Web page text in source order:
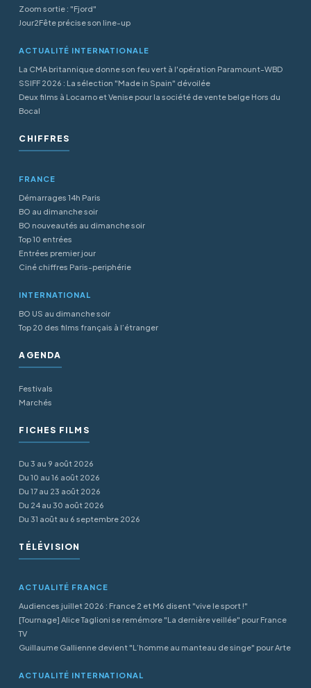
Zoom sortie : "Fjord"
Jour2Fête précise son line-up
ACTUALITÉ INTERNATIONALE
La CMA britannique donne son feu vert à l'opération Paramount-WBD
SSIFF 2026 : La sélection "Made in Spain" dévoilée
Deux films à Locarno et Venise pour la société de vente belge Hors du
Bocal
CHIFFRES
FRANCE
Démarrages 14h Paris
BO au dimanche soir
BO nouveautés au dimanche soir
Top 10 entrées
Entrées premier jour
Ciné chiffres Paris-periphérie
INTERNATIONAL
BO US au dimanche soir
Top 20 des films français à l’étranger
AGENDA
Festivals
Marchés
FICHES FILMS
Du 3 au 9 août 2026
Du 10 au 16 août 2026
Du 17 au 23 août 2026
Du 24 au 30 août 2026
Du 31 août au 6 septembre 2026
TÉLÉVISION
ACTUALITÉ FRANCE
Audiences juillet 2026 : France 2 et M6 disent "vive le sport !"
[Tournage] Alice Taglioni se remémore "La dernière veillée" pour France
TV
Guillaume Gallienne devient "L’homme au manteau de singe" pour Arte
ACTUALITÉ INTERNATIONAL